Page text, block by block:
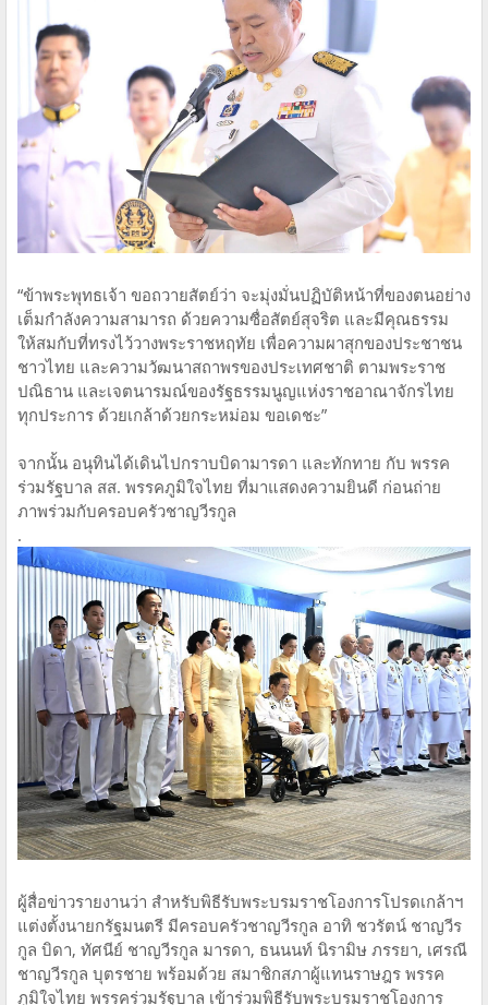
“ข้าพระพุทธเจ้า ขอถวายสัตย์ว่า จะมุ่งมั่นปฏิบัติหน้าที่ของตนอย่าง
เต็มกําลังความสามารถ ด้วยความซื่อสัตย์สุจริต และมีคุณธรรม
ให้สมกับที่ทรงไว้วางพระราชหฤทัย เพื่อความผาสุกของประชาชน
ชาวไทย และความวัฒนาสถาพรของประเทศชาติ ตามพระราช
ปณิธาน และเจตนารมณ์ของรัฐธรรมนูญแห่งราชอาณาจักรไทย
ทุกประการ ด้วยเกล้าด้วยกระหม่อม ขอเดชะ”
จากนั้น อนุทินได้เดินไปกราบบิดามารดา และทักทาย กับ พรรค
ร่วมรัฐบาล สส. พรรคภูมิใจไทย ที่มาแสดงความยินดี ก่อนถ่าย
ภาพร่วมกับครอบครัวชาญวีรกูล
.
ผู้สื่อข่าวรายงานว่า สำหรับพิธีรับพระบรมราชโองการโปรดเกล้าฯ
แต่งตั้งนายกรัฐมนตรี มีครอบครัวชาญวีรกูล อาทิ ชวรัตน์ ชาญวีร
กูล บิดา, ทัศนีย์ ชาญวีรกูล มารดา, ธนนนท์ นิรามิษ ภรรยา, เศรณี
ชาญวีรกูล บุตรชาย พร้อมด้วย สมาชิกสภาผู้แทนราษฎร พรรค
ภูมิใจไทย พรรคร่วมรัฐบาล เข้าร่วมพิธีรับพระบรมราชโองการ